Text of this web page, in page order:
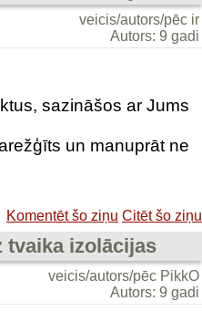
veicis/autors/pēc ir
Autors: 9 gadi
sazināšos ar Jums
un manuprāt ne
Komentēt šo ziņu Citēt šo ziņu
tvaika izolācijas
veicis/autors/pēc PikkO
Autors: 9 gadi